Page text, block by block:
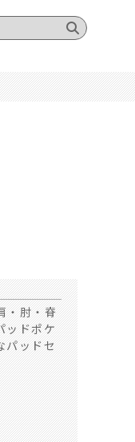
・肘・脊
ッドポケ
パッドセ